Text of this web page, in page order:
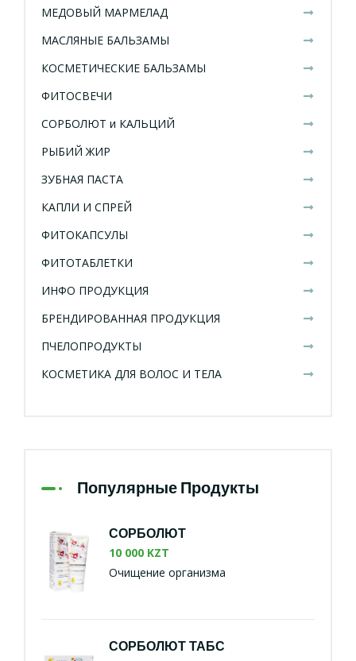
МЕДОВЫЙ МАРМЕЛАД
МАСЛЯНЫЕ БАЛЬЗАМЫ
КОСМЕТИЧЕСКИЕ БАЛЬЗАМЫ
ФИТОСВЕЧИ
СОРБОЛЮТ и КАЛЬЦИЙ
РЫБИЙ ЖИР
ЗУБНАЯ ПАСТА
КАПЛИ И СПРЕЙ
ФИТОКАПСУЛЫ
ФИТОТАБЛЕТКИ
ИНФО ПРОДУКЦИЯ
БРЕНДИРОВАННАЯ ПРОДУКЦИЯ
ПЧЕЛОПРОДУКТЫ
КОСМЕТИКА ДЛЯ ВОЛОС И ТЕЛА
Популярные Продукты
СОРБОЛЮТ
10 000 KZT
Очищение организма
СОРБОЛЮТ ТАБС